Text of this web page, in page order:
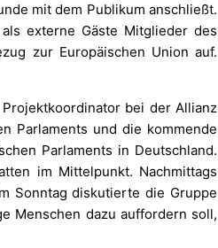
mit dem Publikum anschließt.
externe Gäste Mitglieder des
zur Europäischen Union auf.
Projektkoordinator bei der Allianz
Parlaments und die kommende
Parlaments in Deutschland.
im Mittelpunkt. Nachmittags
Sonntag diskutierte die Gruppe
Menschen dazu auffordern soll,